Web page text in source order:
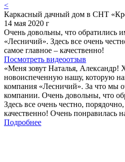
<
Каркасный дачный дом в СНТ
14 мая 2020 г
Очень довольны, что обратились
«Лесничий». Здесь все очень
самое главное – качественно!
Посмотреть видеоотзыв
«Меня зовут Наталья, Александр!
новоиспеченную нашу, которую
компания «Лесничий». За что мы
компании. Очень довольны, что
Здесь все очень честно,
качественно! Очень понравилась
Подробнее